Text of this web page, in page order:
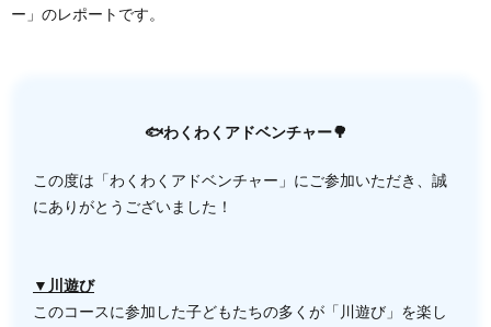
ー」のレポートです。
🐟わくわくアドベンチャー🌳
この度は「わくわくアドベンチャー」にご参加いただき、誠
にありがとうございました！
▼川遊び
このコースに参加した子どもたちの多くが「川遊び」を楽し